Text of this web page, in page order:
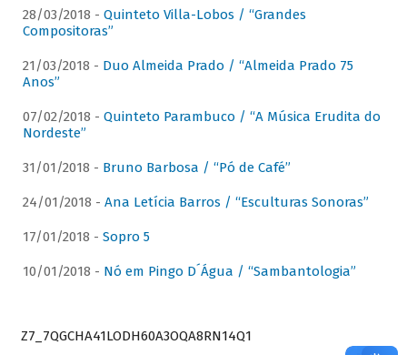
28/03/2018 - Quinteto Villa-Lobos / “Grandes
Compositoras”
21/03/2018 - Duo Almeida Prado / “Almeida Prado 75
Anos”
07/02/2018 - Quinteto Parambuco / “A Música Erudita do
Nordeste”
31/01/2018 - Bruno Barbosa / “Pó de Café”
24/01/2018 - Ana Letícia Barros / “Esculturas Sonoras”
17/01/2018 - Sopro 5
10/01/2018 - Nó em Pingo D´Água / “Sambantologia”
Z7_7QGCHA41LODH60A3OQA8RN14Q1